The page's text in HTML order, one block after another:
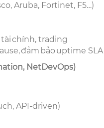
Aruba, Fortinet, F5…)
chính, trading
đảm bảo uptime SLA
NetDevOps)
API-driven)